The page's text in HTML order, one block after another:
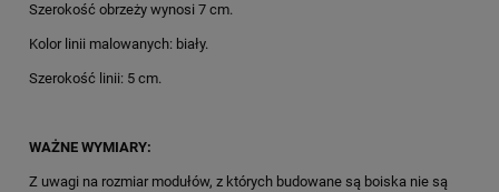
Szerokość obrzeży wynosi 7 cm.
Kolor linii malowanych: biały.
Szerokość linii: 5 cm.
WAŻNE WYMIARY:
Z uwagi na rozmiar modułów, z których budowane są boiska nie są